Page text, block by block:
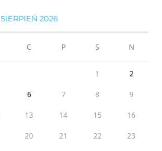
SIERPIEŃ 2026
C P S N
1 2
6 7 8 9
13 14 15 16
20 21 22 23